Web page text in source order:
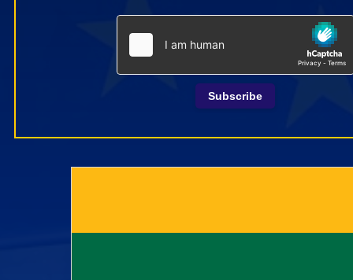
Subscribe